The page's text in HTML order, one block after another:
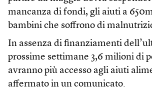
mancanza di fondi, gli aiuti a
bambini che soffrono di
In assenza di finanziamenti
prossime settimane 3,6 milioni di
avranno più accesso agli aiuti
affermato in un comunicato.